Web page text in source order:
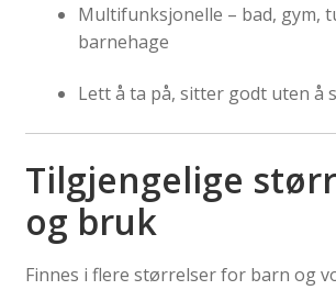
Multifunksjonelle – bad, gym,
barnehage
Lett å ta på, sitter godt uten å
Tilgjengelige
og bruk
Finnes i flere størrelser for barn og